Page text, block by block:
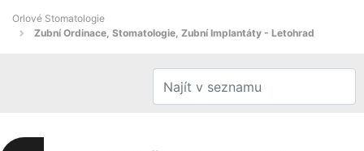
Orlové Stomatologie
Zubní Ordinace, Stomatologie, Zubní Implantáty - Letohrad